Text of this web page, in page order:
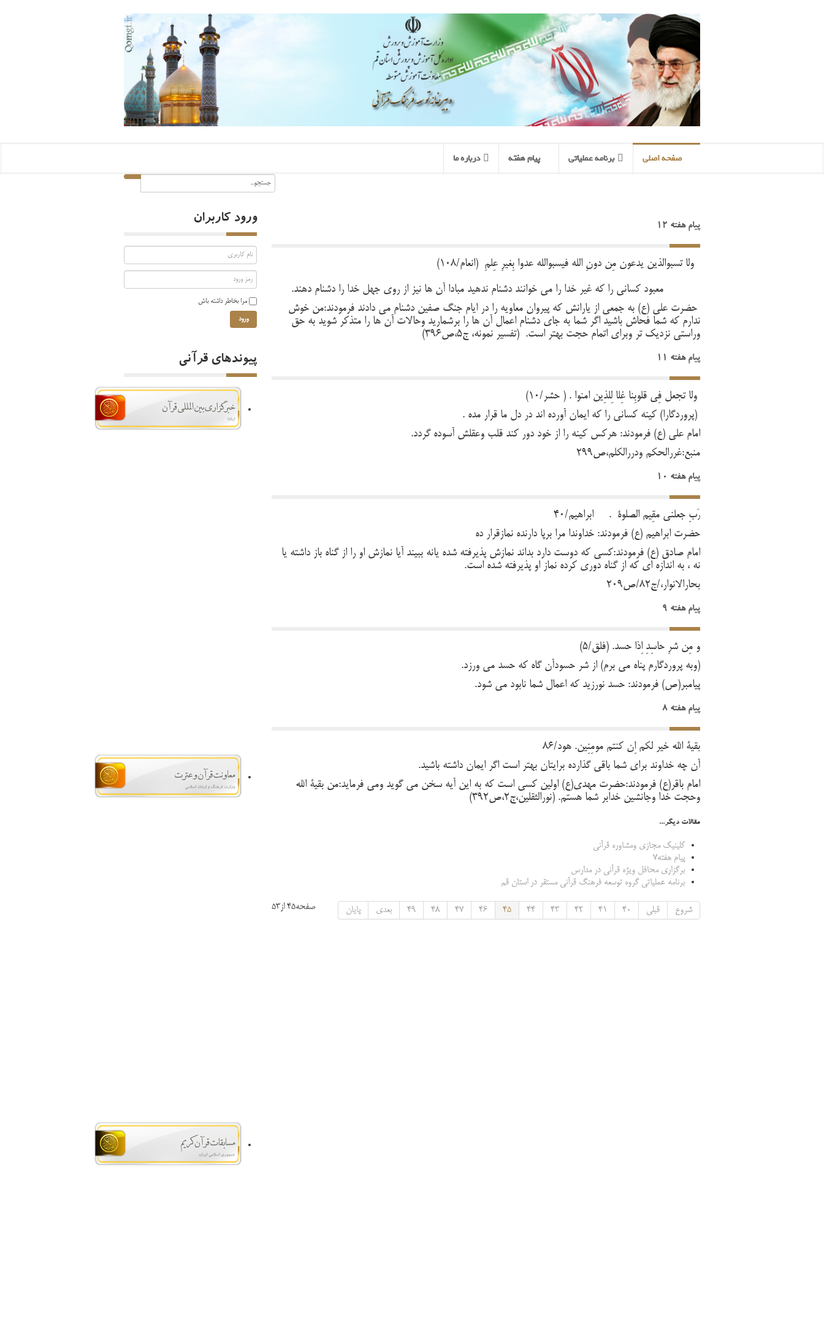
صفحه اصلی برنامه عملیاتی پیام هفته درباره ما
پیام هفته 12
وَلَا تَسُبُوالَّذینَ یَدعونَ مِن دونِ اللّه فَیَسّبّواللُه عَدواَ بِغَیرِ عِلمِ (انعام/108)
معبود کسانی را که غیر خدا را می خوانند دشنام ندهید مبادا آن ها نیز از روی جهل خدا را دشنام دهند.
حضرت علی (ع) به جمعی از یارانش که پیروان معاویه را در ایام جنگ صفین دشنام می دادند فرمودند:من خوش
ندارم که شما فحاش باشید اگر شما به جای دشنام اعمال آن ها را برشمارید وحالات آن ها را متذکر شوید به حق
وراستی نزدیک تر وبرای اتمام حجت بهتر است. (تفسیر نمونه، ج5،ص396)
پیام هفته 11
وَلَا تَجعَل فِی قُلُوبِنَا غِلَّا لِلَّذِینَ اَمَنُوا . ( حشر/10)
(پروردگارا) کینه کسانی را که ایمان آورده اند در دل ما قرار مده .
امام علی (ع) فرمودند: هرکس کینه را از خود دور کند قلب وعقلش آسوده گردد.
منبع:غررالحکم ودررالکلم،ص299
پیام هفته 10
رَبِّ جعَلنی مُقِیمَ الصلوة . ابراهیم/40
حضرت ابراهیم (ع) فرمودند: خداوندا مرا برپا دارنده نمازقرار ده
امام صادق (ع) فرمودند:کسی که دوست دارد بداند نمازش پذیرفته شده یانه ببیند آیا نمازش او را از گناه باز داشته یا
نه ، به اندازه ای که از گناه دوری کرده نماز او پذیرفته شده است.
بحارالانوار،/ج82/ص209
پیام هفته 9
وَ مِن شَرِّ حاسِدِ اِذَا حَسَد. (فلق/5)
(وبه پروردگارم پناه می برم) از شر حسودآن گاه که حسد می ورزد.
پیامبر(ص) فرمودند: حسد نورزید که اعمال شما نابود می شود.
پیام هفته 8
بقیة الله خَیر لَکُم اِن کُنتُم مُومِنِینَ. هود/86
آن چه خداوند برای شما باقی گذارده برایتان بهتر است اگر ایمان داشته باشید.
امام باقر(ع) فرمودند:حضرت مهدی(ع) اولین کسی است که به این آیه سخن می گوید ومی فرماید:من بقیة الله
وحجت خدا وجانشین خدابر شما هستم. (نورالثقلین،ج2،ص392)
مقالات دیگر...
کلینیک مجازی ومشاوره قرآنی
پیام هفته7
برگزاری محافل ویژه قرآنی در مدارس
برنامه عملیاتی گروه توسعه فرهنگ قرآنی مستقر در استان قم
صفحه45 از53 شروع قبلی 40
41
42
43
44
45
46
47
48
49 بعدی پایان
ورود کاربران
مرا بخاطر داشته باش
ورود
پیوندهای قرآنی